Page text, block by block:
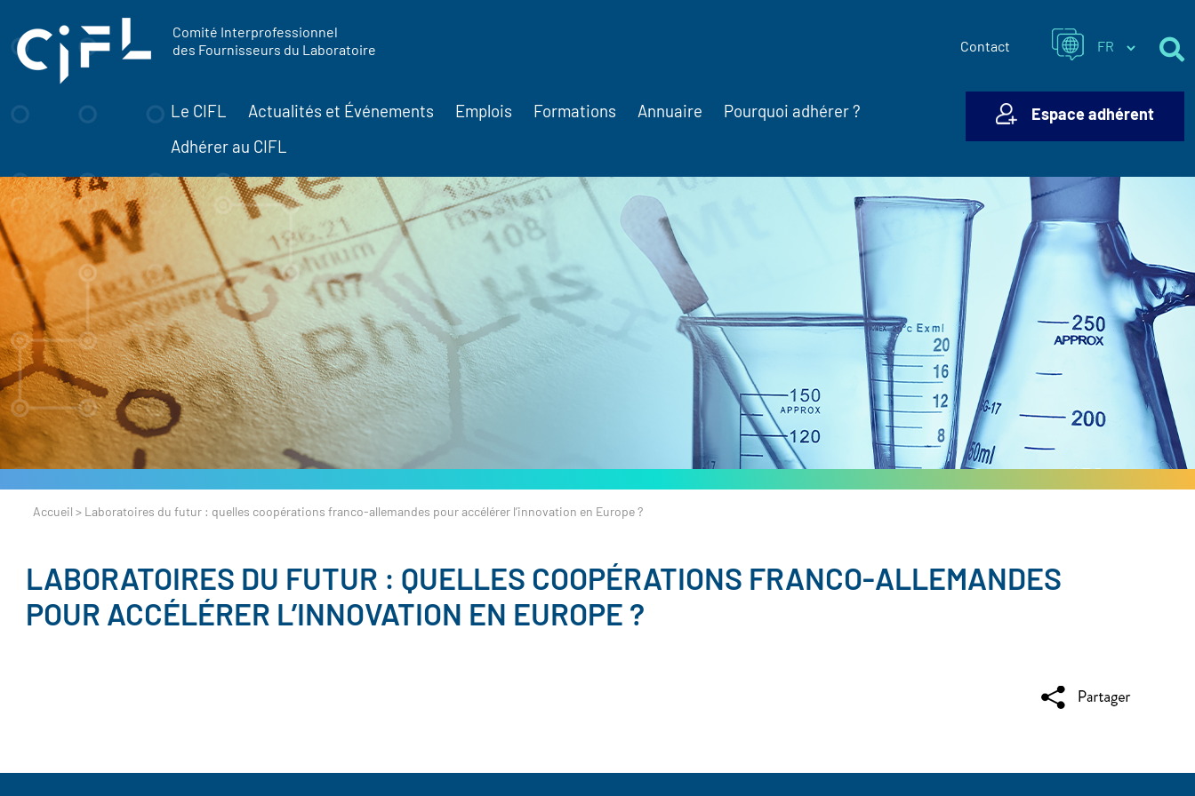
Comité Interprofessionnel
des Fournisseurs du Laboratoire
Contact
Le CIFL Actualités et Événements Emplois Formations Annuaire Pourquoi adhérer ?
Adhérer au CIFL
Espace adhérent
Accueil > Laboratoires du futur : quelles coopérations franco-allemandes pour accélérer l’innovation en Europe ?
LABORATOIRES DU FUTUR : QUELLES COOPÉRATIONS FRANCO-ALLEMANDES
POUR ACCÉLÉRER L’INNOVATION EN EUROPE ?